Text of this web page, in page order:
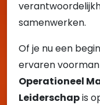
samenwerken.
Of je nu een
ervaren
Operationeel
Leiderschapis